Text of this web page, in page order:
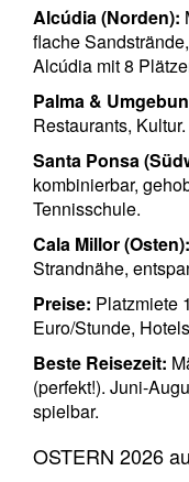
Alcúdia (Norden):
flache
Alcúdia mit 8
Palma &
Restaurants,
Santa Ponsa
kombinierbar,
Tennisschule.
Cala Millor (Osten):
Strandnähe,
Preise: Platzmiete
Euro/Stunde,
Beste Reisezeit:
(perfekt!). Juni-
spielbar.
OSTERN 2026